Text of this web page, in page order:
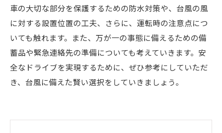
車の大切な部分を保護するための防水対策や、台風の風
に対する設置位置の工夫、さらに、運転時の注意点につ
いても触れます。また、万が一の事態に備えるための備
蓄品や緊急連絡先の準備についても考えていきます。安
全なドライブを実現するために、ぜひ参考にしていただ
き、台風に備えた賢い選択をしていきましょう。